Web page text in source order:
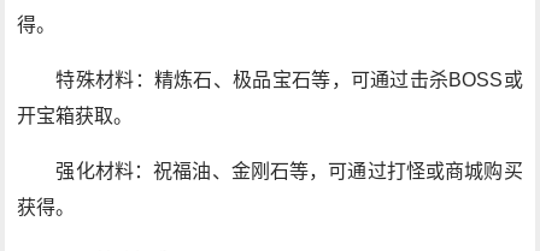
得。
特殊材料：精炼石、极品宝石等，可通过击杀BOSS或
开宝箱获取。
强化材料：祝福油、金刚石等，可通过打怪或商城购买
获得。